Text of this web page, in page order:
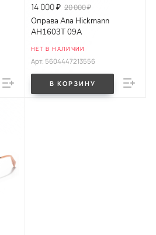
14 000 ₽ 20 000 ₽
Оправа Ana Hickmann
AH1603T 09A
НЕТ В НАЛИЧИИ
Арт. 5604447213556
В КОРЗИНУ